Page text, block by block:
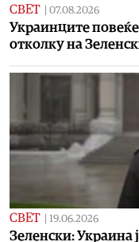
СВЕТ 07.08.2026
Украинците
отколку на
СВЕТ 19.06.2026
Зеленски: Украина